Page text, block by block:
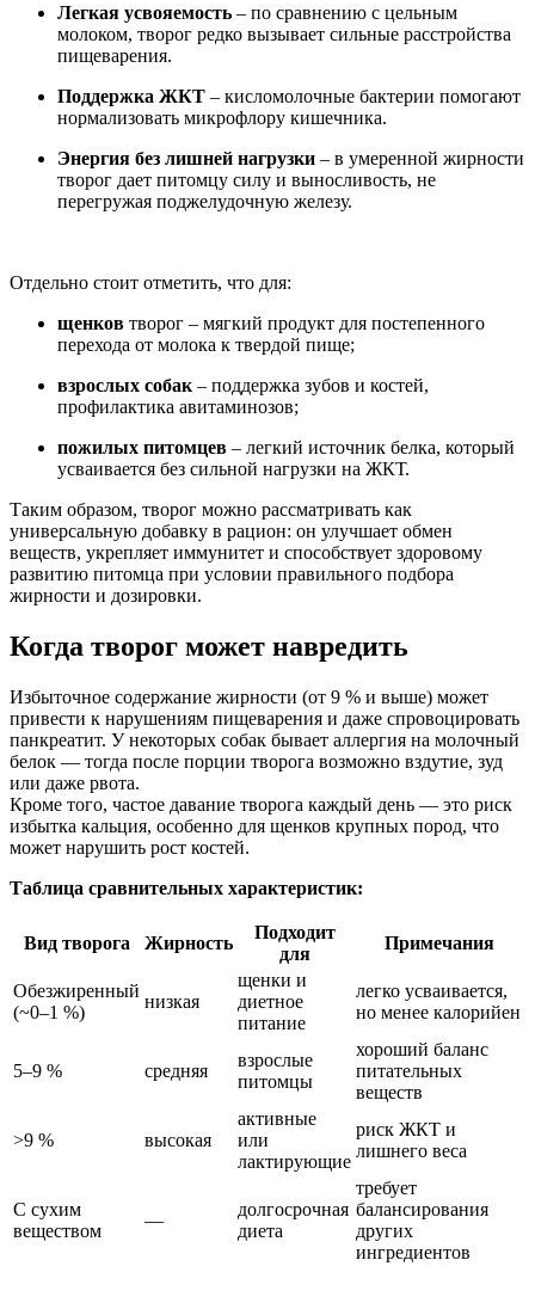
Легкая усвояемость – по сравнению с цельным
молоком, творог редко вызывает сильные расстройства
пищеварения.
Поддержка ЖКТ – кисломолочные бактерии помогают
нормализовать микрофлору кишечника.
Энергия без лишней нагрузки – в умеренной жирности
творог дает питомцу силу и выносливость, не
перегружая поджелудочную железу.
Отдельно стоит отметить, что для:
щенков творог – мягкий продукт для постепенного
перехода от молока к твердой пище;
взрослых собак – поддержка зубов и костей,
профилактика авитаминозов;
пожилых питомцев – легкий источник белка, который
усваивается без сильной нагрузки на ЖКТ.
Таким образом, творог можно рассматривать как
универсальную добавку в рацион: он улучшает обмен
веществ, укрепляет иммунитет и способствует здоровому
развитию питомца при условии правильного подбора
жирности и дозировки.
Когда творог может навредить
Избыточное содержание жирности (от 9 % и выше) может
привести к нарушениям пищеварения и даже спровоцировать
панкреатит. У некоторых собак бывает аллергия на молочный
белок — тогда после порции творога возможно вздутие, зуд
или даже рвота.
Кроме того, частое давание творога каждый день — это риск
избытка кальция, особенно для щенков крупных пород, что
может нарушить рост костей.
Таблица сравнительных характеристик:
Вид творога Жирность
Подходит
для
Примечания
Обезжиренный
(~0–1 %)
низкая
щенки и
диетное
питание
легко усваивается,
но менее калорийен
5–9 % средняя
взрослые
питомцы
хороший баланс
питательных
веществ
>9 % высокая
активные
или
лактирующие
риск ЖКТ и
лишнего веса
С сухим
веществом
—
долгосрочная
диета
требует
балансирования
других
ингредиентов